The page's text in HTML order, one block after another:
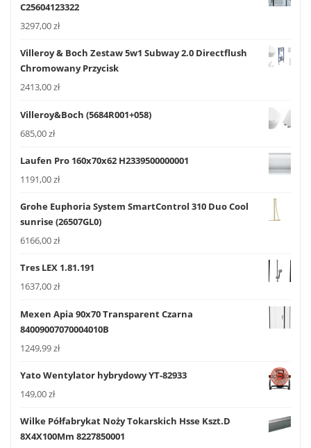
C25604123322
3297,00zł
Villeroy & Boch Zestaw 5w1 Subway 2.0 Directflush
Chromowany Przycisk
2413,00zł
Villeroy&Boch (5684R001+058)
685,00zł
Laufen Pro 160x70x62 H2339500000001
1191,00zł
Grohe Euphoria System SmartControl 310 Duo Cool
sunrise (26507GL0)
6166,00zł
Tres LEX 1.81.191
1637,00zł
Mexen Apia 90x70 Transparent Czarna
84009007070004010B
1249,99zł
Yato Wentylator hybrydowy YT-82933
149,00zł
Wilke Półfabrykat Noży Tokarskich Hsse Kszt.D
8X4X100Mm 8227850001